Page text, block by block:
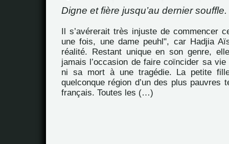
Digne et fière jusqu’au dernier souffle.
Il s’avérerait très injuste de commencer
une fois, une dame peuhl", car Hadjia
réalité. Restant unique en son genre,
jamais l’occasion de faire coïncider sa
ni sa mort à une tragédie. La petite
quelconque région d’un des plus pauvres
français. Toutes les (…)